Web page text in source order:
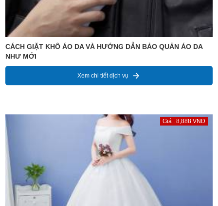
CÁCH GIẶT KHÔ ÁO DA VÀ HƯỚNG DẪN BẢO QUẢN ÁO DA
NHƯ MỚI
Xem chi tiết dịch vụ
Giá : 8,888 VNĐ